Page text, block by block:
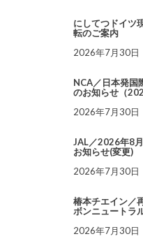
にしてつドイツ
転のご案内
2026年7月30日
NCA／日本発国
のお知らせ（
2026年7月30日
JAL／2026年8
お知らせ(変更)
2026年7月30日
椿本チエイン／
ボンニュートラ
2026年7月30日